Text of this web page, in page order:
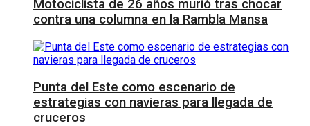
Motociclista de 26 años murió tras chocar
contra una columna en la Rambla Mansa
Punta del Este como escenario de
estrategias con navieras para llegada de
cruceros